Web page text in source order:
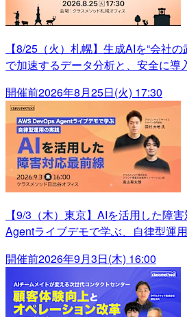
【8/25（火）札幌】生成AIを“会社
で加速するデータ分析と、安全に導
開催前2026年8月25日(火) 17:30
【9/3（木）東京】AIを活用した障
Agentライブデモで学ぶ、自律型運
開催前2026年9月3日(木) 16:00